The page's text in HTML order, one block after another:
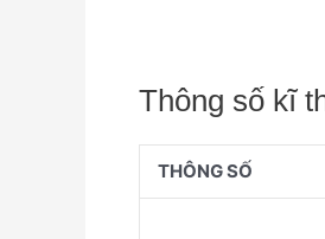
Thông số kĩ
THÔNG SỐ